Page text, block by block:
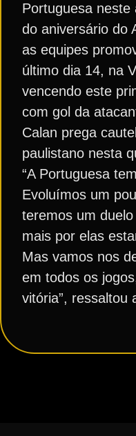
Portuguesa
do aniversário do
as equipes
último dia 14, na
vencendo este
com gol da
Calan prega
paulistano nesta
“A Portuguesa
Evoluímos um
teremos um
mais por elas
Mas vamos nos
em todos os
vitória”, ressaltou